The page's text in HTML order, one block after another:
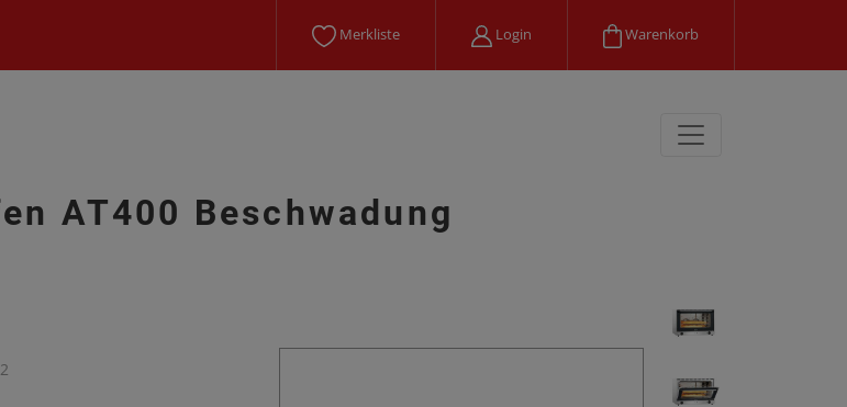
Merkliste Login Warenkorb
AT400 Beschwadung